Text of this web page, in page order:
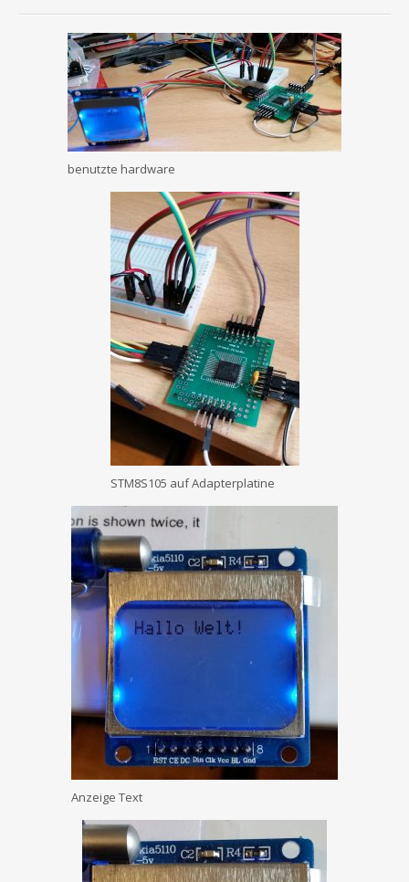
benutzte hardware
STM8S105 auf Adapterplatine
Anzeige Text